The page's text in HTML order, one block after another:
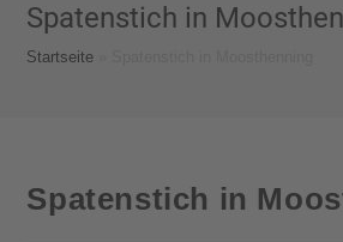
Spatenstich in
Startseite
Spatenstich in